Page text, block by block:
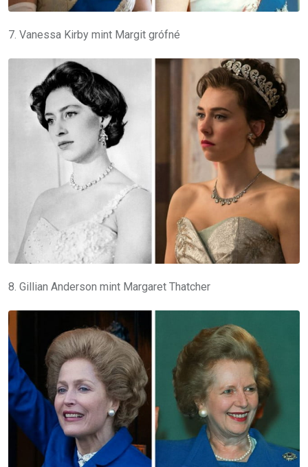
7. Vanessa Kirby mint Margit grófné
8. Gillian Anderson mint Margaret Thatcher